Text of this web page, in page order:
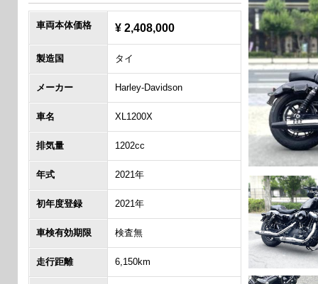
車両本体価格 ¥ 2,408,000
製造国 タイ
メーカー Harley-Davidson
車名 XL1200X
排気量 1202cc
年式 2021年
初年度登録 2021年
車検有効期限 検査無
走行距離 6,150km